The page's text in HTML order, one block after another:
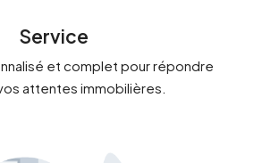
Service
et complet pour répondre
attentes immobilières.